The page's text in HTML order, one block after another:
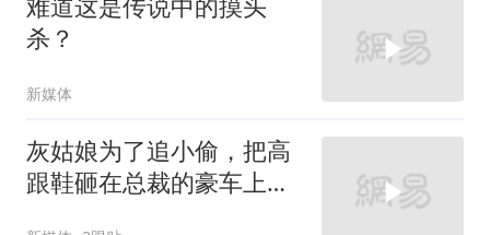
难道这是传说中的摸头
杀？
新媒体
灰姑娘为了追小偷，把高
跟鞋砸在总裁的豪车上，